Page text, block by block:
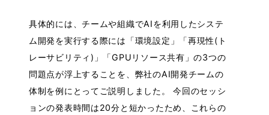
具体的には、チームや組織でAIを利用したシステ
ム開発を実行する際には「環境設定」「再現性(ト
レーサビリティ)」「GPUリソース共有」の3つの
問題点が浮上することを、弊社のAI開発チームの
体制を例にとってご説明しました。 今回のセッシ
ョンの発表時間は20分と短かったため、これらの